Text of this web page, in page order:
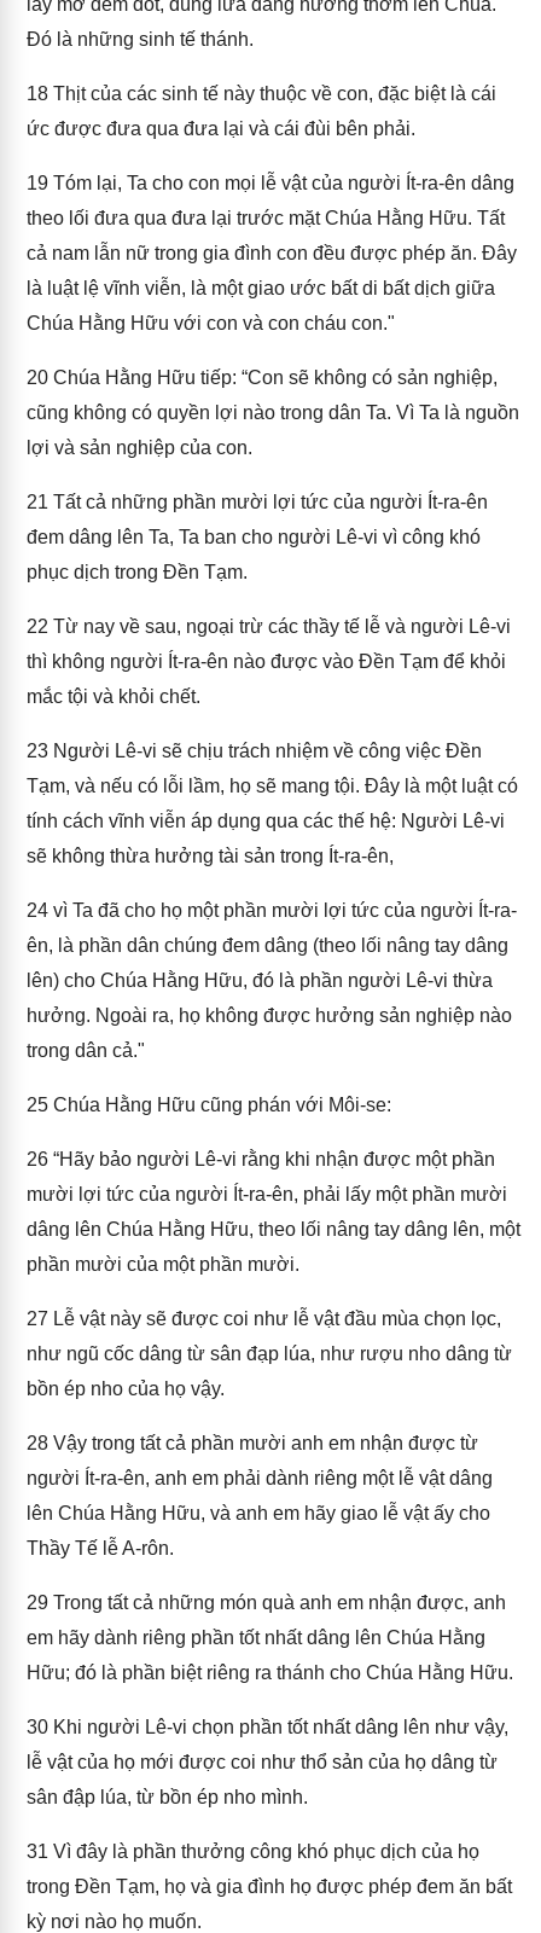
lấy mỡ đem đốt, dùng lửa dâng hương thơm lên Chúa.
Đó là những sinh tế thánh.
18 Thịt của các sinh tế này thuộc về con, đặc biệt là cái
ức được đưa qua đưa lại và cái đùi bên phải.
19 Tóm lại, Ta cho con mọi lễ vật của người Ít-ra-ên dâng
theo lối đưa qua đưa lại trước mặt Chúa Hằng Hữu. Tất
cả nam lẫn nữ trong gia đình con đều được phép ăn. Đây
là luật lệ vĩnh viễn, là một giao ước bất di bất dịch giữa
Chúa Hằng Hữu với con và con cháu con."
20 Chúa Hằng Hữu tiếp: “Con sẽ không có sản nghiệp,
cũng không có quyền lợi nào trong dân Ta. Vì Ta là nguồn
lợi và sản nghiệp của con.
21 Tất cả những phần mười lợi tức của người Ít-ra-ên
đem dâng lên Ta, Ta ban cho người Lê-vi vì công khó
phục dịch trong Đền Tạm.
22 Từ nay về sau, ngoại trừ các thầy tế lễ và người Lê-vi
thì không người Ít-ra-ên nào được vào Đền Tạm để khỏi
mắc tội và khỏi chết.
23 Người Lê-vi sẽ chịu trách nhiệm về công việc Đền
Tạm, và nếu có lỗi lầm, họ sẽ mang tội. Đây là một luật có
tính cách vĩnh viễn áp dụng qua các thế hệ: Người Lê-vi
sẽ không thừa hưởng tài sản trong Ít-ra-ên,
24 vì Ta đã cho họ một phần mười lợi tức của người Ít-ra-
ên, là phần dân chúng đem dâng (theo lối nâng tay dâng
lên) cho Chúa Hằng Hữu, đó là phần người Lê-vi thừa
hưởng. Ngoài ra, họ không được hưởng sản nghiệp nào
trong dân cả."
25 Chúa Hằng Hữu cũng phán với Môi-se:
26 “Hãy bảo người Lê-vi rằng khi nhận được một phần
mười lợi tức của người Ít-ra-ên, phải lấy một phần mười
dâng lên Chúa Hằng Hữu, theo lối nâng tay dâng lên, một
phần mười của một phần mười.
27 Lễ vật này sẽ được coi như lễ vật đầu mùa chọn lọc,
như ngũ cốc dâng từ sân đạp lúa, như rượu nho dâng từ
bồn ép nho của họ vậy.
28 Vậy trong tất cả phần mười anh em nhận được từ
người Ít-ra-ên, anh em phải dành riêng một lễ vật dâng
lên Chúa Hằng Hữu, và anh em hãy giao lễ vật ấy cho
Thầy Tế lễ A-rôn.
29 Trong tất cả những món quà anh em nhận được, anh
em hãy dành riêng phần tốt nhất dâng lên Chúa Hằng
Hữu; đó là phần biệt riêng ra thánh cho Chúa Hằng Hữu.
30 Khi người Lê-vi chọn phần tốt nhất dâng lên như vậy,
lễ vật của họ mới được coi như thổ sản của họ dâng từ
sân đập lúa, từ bồn ép nho mình.
31 Vì đây là phần thưởng công khó phục dịch của họ
trong Đền Tạm, họ và gia đình họ được phép đem ăn bất
kỳ nơi nào họ muốn.